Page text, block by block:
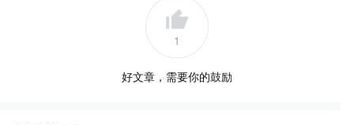
1
好文章，需要你的鼓励